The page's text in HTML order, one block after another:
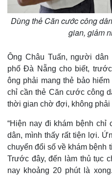
Dùng thẻ Căn cước công
gian, giảm
Ông Châu Tuấn, người
phố Đà Nẵng cho biết,
ông phải mang thẻ bảo
chỉ cần thẻ Căn cước công
thời gian chờ đợi, không phải
“Hiện nay đi khám bệnh
dân, mình thấy rất tiện lợi.
chuyển đổi số về khám bệnh
Trước đây, đến làm thủ tục
nay khoảng 20 phút là